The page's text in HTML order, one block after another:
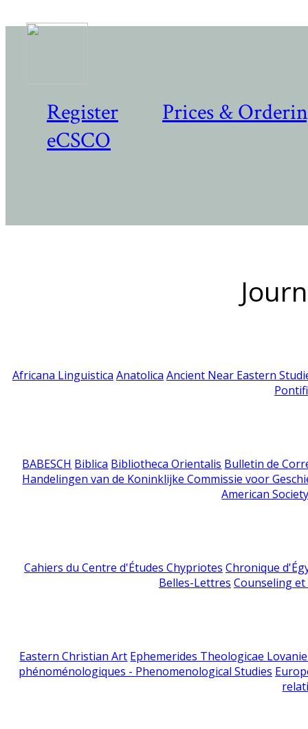
Register
Prices &
eCSCO
Africana Linguistica Anatolica Ancient Near Eastern
BABESCH Biblica Bibliotheca Orientalis Bulletin de
Handelingen van de Koninklijke Commissie voor
American
Cahiers du Centre d'Études Chypriotes Chronique
Belles-Lettres Counseling
Eastern Christian Art Ephemerides Theologicae
phénoménologiques - Phenomenological Studies